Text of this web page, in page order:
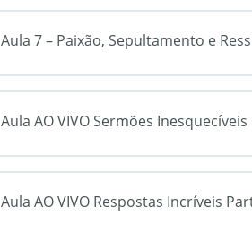
Aula 7 – Paixão, Sepultamento e
Aula AO VIVO Sermões Inesquecíveis
Aula AO VIVO Respostas Incríveis